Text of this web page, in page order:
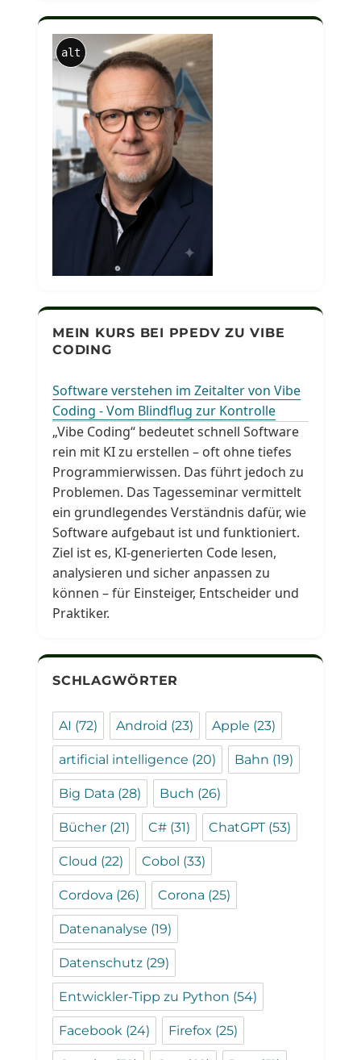
alt
MEIN KURS BEI PPEDV ZU VIBE
CODING
Software verstehen im Zeitalter von Vibe
Coding - Vom Blindflug zur Kontrolle
„Vibe Coding“ bedeutet schnell Software
rein mit KI zu erstellen – oft ohne tiefes
Programmierwissen. Das führt jedoch zu
Problemen. Das Tagesseminar vermittelt
ein grundlegendes Verständnis dafür, wie
Software aufgebaut ist und funktioniert.
Ziel ist es, KI-generierten Code lesen,
analysieren und sicher anpassen zu
können – für Einsteiger, Entscheider und
Praktiker.
SCHLAGWÖRTER
AI (72) Android (23) Apple (23)
artificial intelligence (20) Bahn (19)
Big Data (28) Buch (26)
Bücher (21) C# (31) ChatGPT(53)
Cloud (22) Cobol (33)
Cordova (26) Corona (25)
Datenanalyse (19)
Datenschutz (29)
Entwickler-Tipp zu Python (54)
Facebook (24) Firefox (25)